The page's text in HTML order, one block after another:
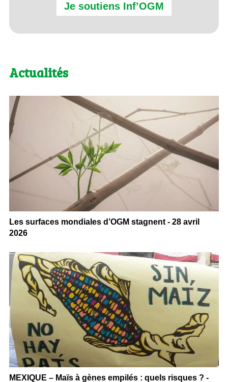
Je soutiens Inf’OGM
Actualités
Les surfaces mondiales d’OGM stagnent - 28 avril
2026
MEXIQUE – Maïs à gènes empilés : quels risques ? -